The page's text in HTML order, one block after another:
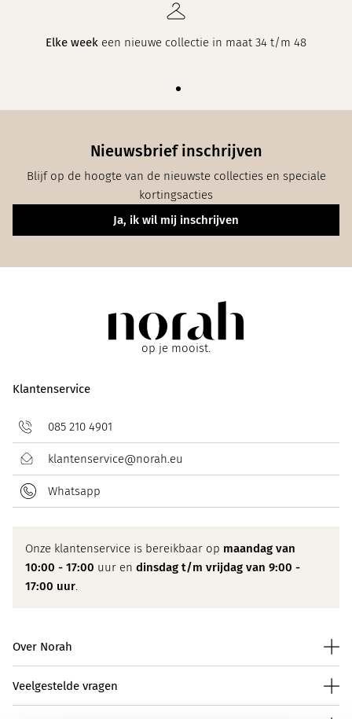
Elke week een nieuwe collectie in maat 34 t/m 48
Nieuwsbrief inschrijven
Blijf op de hoogte van de nieuwste collecties en speciale
kortingsacties
Ja, ik wil mij inschrijven
op je mooist.
Klantenservice
085 210 4901
klantenservice@norah.eu
Whatsapp
Onze klantenservice is bereikbaar op maandag van
10:00 - 17:00 uur en dinsdag t/m vrijdag van 9:00 -
17:00 uur.
Over Norah
Veelgestelde vragen